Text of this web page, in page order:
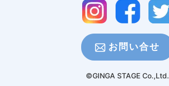
お問い合せ
©GINGA STAGE Co.,Ltd.